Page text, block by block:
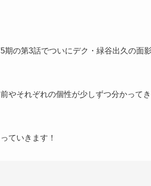
の第3話でついにデク・緑谷出久の面
やそれぞれの個性が少しずつ分かって
ていきます！